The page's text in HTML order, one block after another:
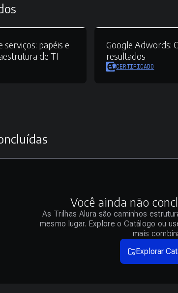
serviços: papéis e
de TI
Google Adwords:
resultados
CERTIFICADO
Você ainda não
As Trilhas Alura são caminhos
mesmo lugar. Explore o Catálogo ou
mais
Explorar